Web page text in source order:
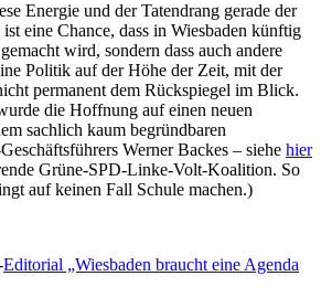
Energie und der Tatendrang gerade der
eine Chance, dass in Wiesbaden künftig
wird, sondern dass auch andere
Politik auf der Höhe der Zeit, mit der
permanent dem Rückspiegel im Blick.
die Hoffnung auf einen neuen
sachlich kaum begründbaren
Werner Backes – siehe hier
Grüne-SPD-Linke-Volt-Koalition. So
auf keinen Fall Schule machen.)
Editorial „Wiesbaden braucht eine Agenda